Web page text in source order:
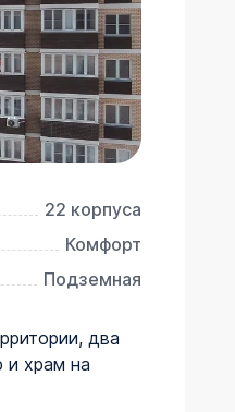
22 корпуса
Комфорт
Подземная
два
и храм на